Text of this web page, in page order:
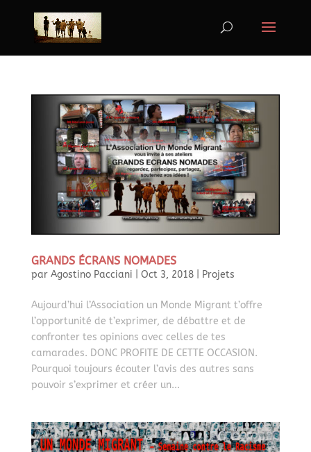
GRANDS ÉCRANS NOMADES
par Agostino Pacciani Oct 3, 2018| Projets
Aujourd’hui l’Association un Monde Migrant t’offre
l’opportunité de t’exprimer, de débattre et de
confronter tes opinions avec celles de tes
camarades. DONC PROFITE DE CETTE OCCASION.
Pourquoi toujours écouter l’avis des autres sans
pouvoir s’exprimer et créer un...